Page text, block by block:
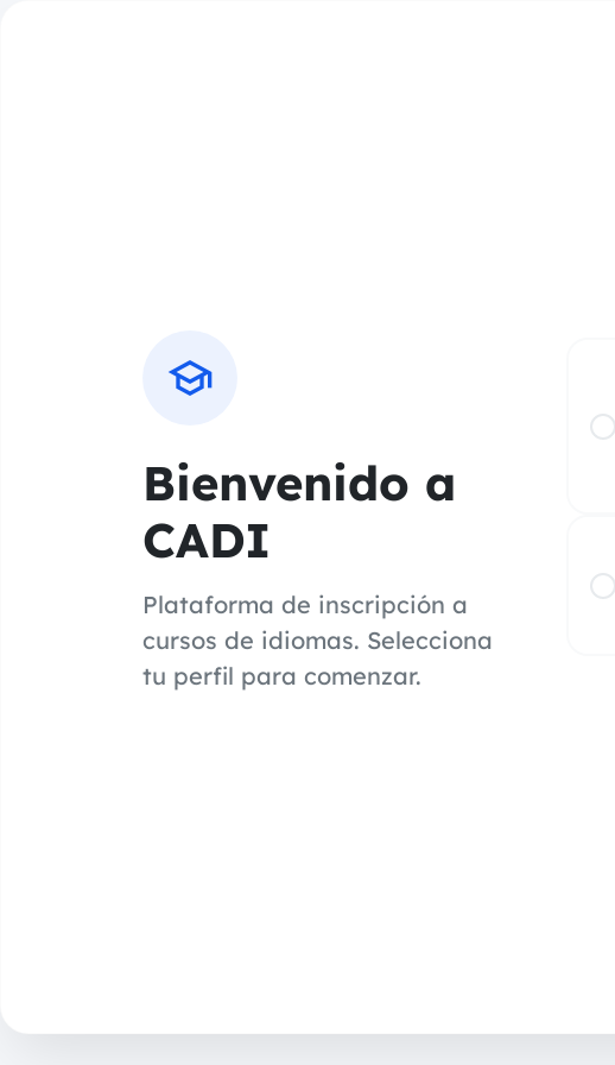
school
Bienvenido a
CADI
Plataforma de inscripción a
cursos de idiomas. Selecciona
tu perfil para comenzar.